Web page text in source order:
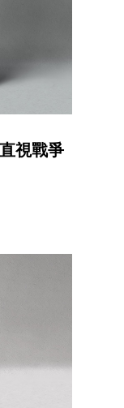
視戰爭